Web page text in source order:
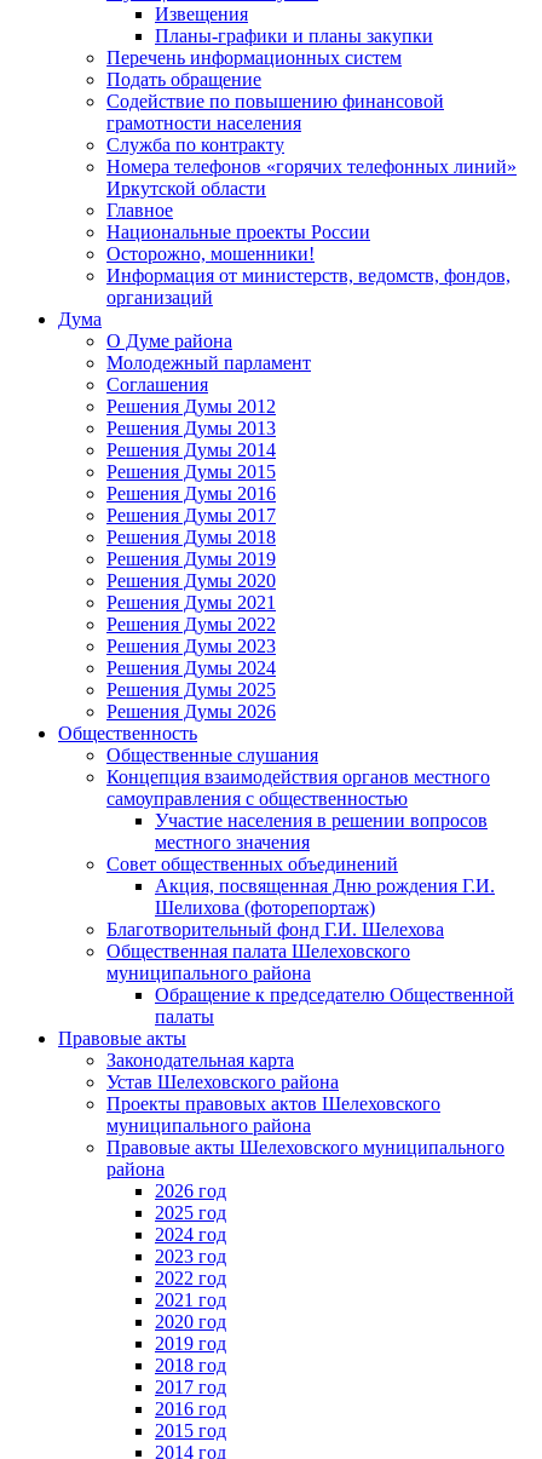
Извещения
Планы-графики и планы закупки
Перечень информационных систем
Подать обращение
Содействие по повышению финансовой
грамотности населения
Служба по контракту
Номера телефонов «горячих телефонных линий»
Иркутской области
Главное
Национальные проекты России
Осторожно, мошенники!
Информация от министерств, ведомств, фондов,
организаций
Дума
О Думе района
Молодежный парламент
Соглашения
Решения Думы 2012
Решения Думы 2013
Решения Думы 2014
Решения Думы 2015
Решения Думы 2016
Решения Думы 2017
Решения Думы 2018
Решения Думы 2019
Решения Думы 2020
Решения Думы 2021
Решения Думы 2022
Решения Думы 2023
Решения Думы 2024
Решения Думы 2025
Решения Думы 2026
Общественность
Общественные слушания
Концепция взаимодействия органов местного
самоуправления с общественностью
Участие населения в решении вопросов
местного значения
Совет общественных объединений
Акция, посвященная Дню рождения Г.И.
Шелихова (фоторепортаж)
Благотворительный фонд Г.И. Шелехова
Общественная палата Шелеховского
муниципального района
Обращение к председателю Общественной
палаты
Правовые акты
Законодательная карта
Устав Шелеховского района
Проекты правовых актов Шелеховского
муниципального района
Правовые акты Шелеховского муниципального
района
2026 год
2025 год
2024 год
2023 год
2022 год
2021 год
2020 год
2019 год
2018 год
2017 год
2016 год
2015 год
2014 год